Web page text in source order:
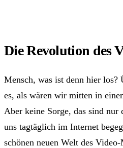
Die Revolution des
Mensch, was ist denn hier
es, als wären wir mitten in
Aber keine Sorge, das sind nur
uns tagtäglich im Internet
schönen neuen Welt des